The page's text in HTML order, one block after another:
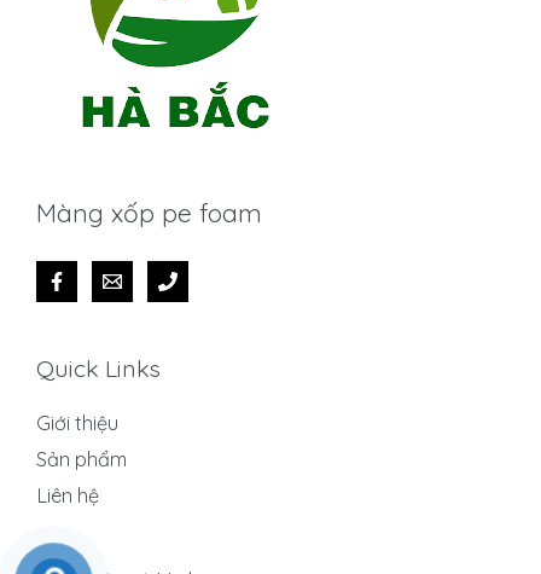
Màng xốp pe foam
Quick Links
Giới thiệu
Sản phẩm
Liên hệ